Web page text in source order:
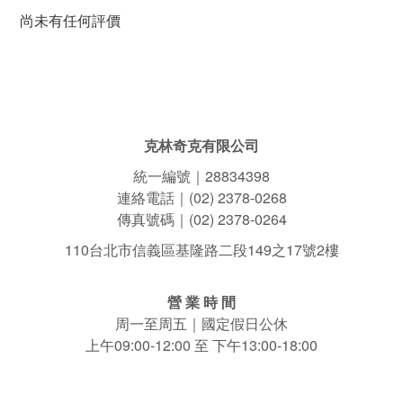
尚未有任何評價
克林奇克有限公司
統一編號｜28834398
連絡電話｜(02) 2378-0268
傳真號碼｜(02) 2378-0264
110台北市信義區基隆路二段149之17號2樓
營 業 時 間
周一至周五｜國定假日公休
上午09:00-12:00 至 下午13:00-18:00